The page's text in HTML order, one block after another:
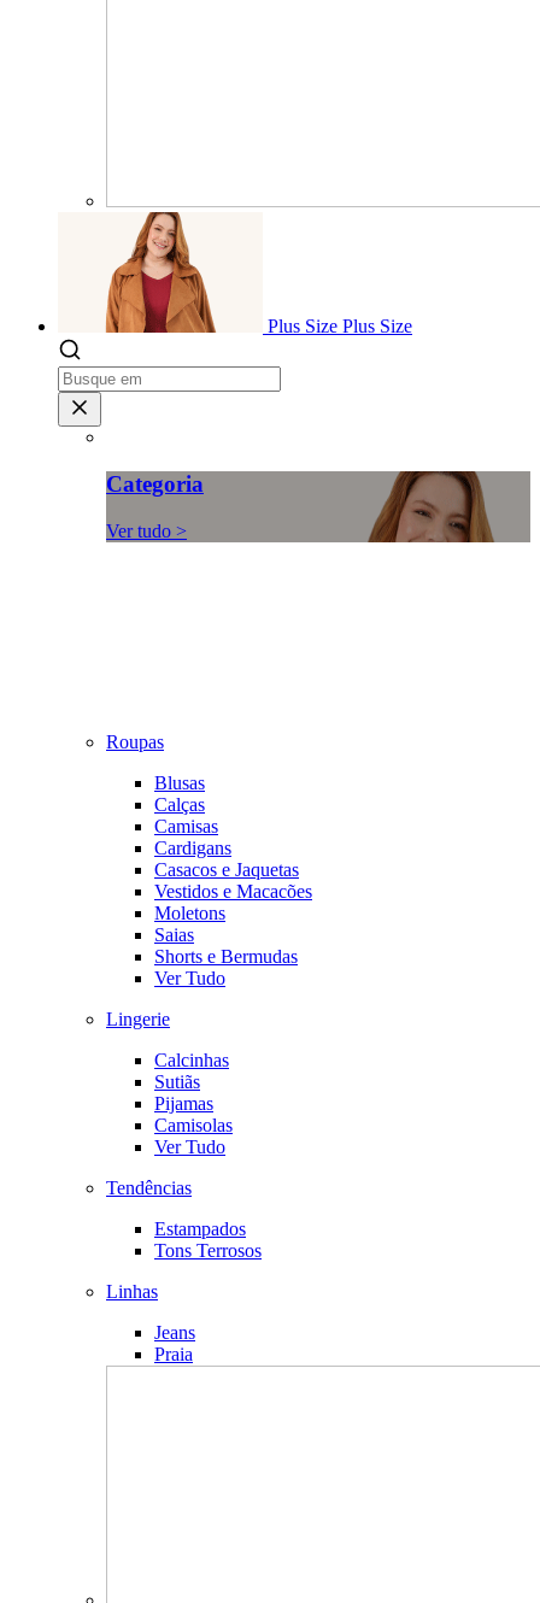
Plus Size Plus Size
Categoria
Ver tudo >
Roupas
Blusas
Calças
Camisas
Cardigans
Casacos e Jaquetas
Vestidos e Macacões
Moletons
Saias
Shorts e Bermudas
Ver Tudo
Lingerie
Calcinhas
Sutiãs
Pijamas
Camisolas
Ver Tudo
Tendências
Estampados
Tons Terrosos
Linhas
Jeans
Praia